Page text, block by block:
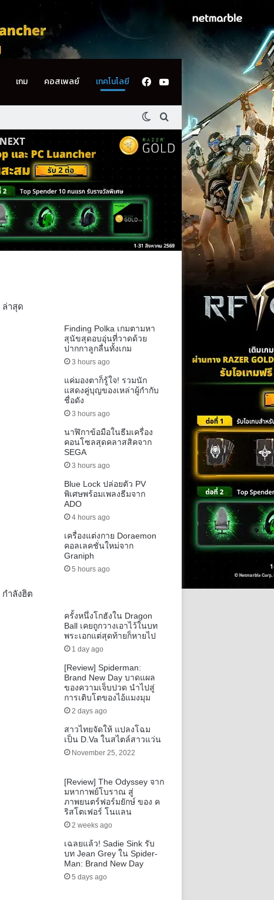
เกม คอสเพลย์ เทคโนโลยี Facebook
YouTube
Switch skin
ค้นหา
ล่าสุด
Finding Polka เกมตามหา
สุนัขสุดอบอุ่นที่วาดด้วย
ปากกาลูกลื่นทั้งเกม
3 hours ago
แค่มองตาก็รู้ใจ! รวมนัก
แสดงคู่บุญของเหล่าผู้กำกับ
ชื่อดัง
3 hours ago
นาฬิกาข้อมือในธีมเครื่อง
คอนโซลสุดคลาสสิคจาก
SEGA
3 hours ago
Blue Lock ปล่อยตัว PV
พิเศษพร้อมเพลงธีมจาก
ADO
4 hours ago
เครื่องแต่งกาย Doraemon
คอลเลคชั่นใหม่จาก
Graniph
5 hours ago
กำลังฮิต
ครั้งหนึ่งโกฮังใน Dragon
Ball เคยถูกวางเอาไว้ในบท
พระเอกแต่สุดท้ายก็หายไป
1 day ago
[Review] Spiderman:
Brand New Day บาดแผล
ของความเจ็บปวด นำไปสู่
การเติบโตของไอ้แมงมุม
2 days ago
สาวไทยจัดให้ แปลงโฉม
เป็น D.Va ในสไตล์สาวแว่น
November 25, 2022
[Review] The Odyssey จาก
มหากาพย์โบราณ สู่
ภาพยนตร์ฟอร์มยักษ์ ของ ค
ริสโตเฟอร์ โนแลน
2 weeks ago
เฉลยแล้ว! Sadie Sink รับ
บท Jean Grey ใน Spider-
Man: Brand New Day
5 days ago